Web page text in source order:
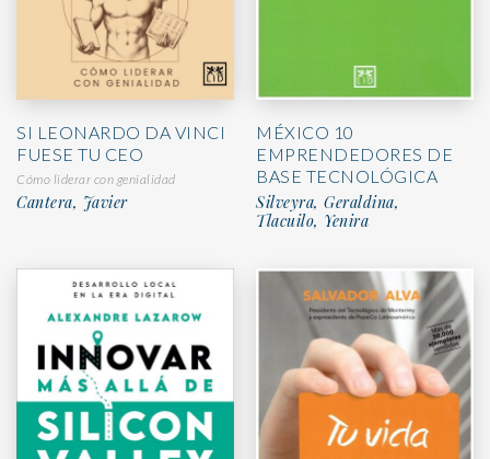
SI LEONARDO DA VINCI
FUESE TU CEO
Cómo liderar con genialidad
Cantera, Javier
MÉXICO 10
EMPRENDEDORES DE
BASE TECNOLÓGICA
Silveyra, Geraldina,
Tlacuilo, Yenira